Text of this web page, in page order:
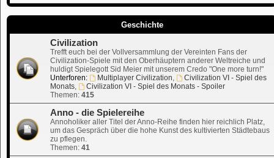
Geschichte
Civilization
Trefft euch bei der Vollversammlung der Vereinten Fans der
Civilization-Spiele mit den Oberhäuptern anderer Weltreiche und
huldigt Spielegott Sid Meier mit unserem Credo "One more turn!"
Unterforen:
Multiplayer Civilization,
Civilization VI - Spiel des
Monats,
Civilization VI - Spiel des Monats - Spoiler
Themen: 415
Anno - die Spielereihe
Annoholiker aller Titel der Anno-Reihe finden hier reichlich Platz,
um das Gespräch über die hohe Kunst des kultivierten Städtebaus
zu pflegen.
Themen: 41